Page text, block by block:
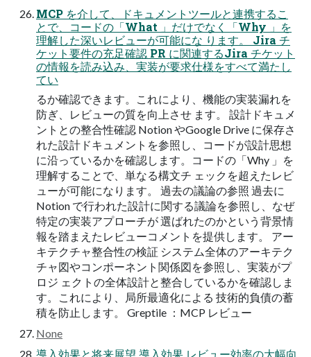
MCP を介して、ドキュメントツールと連携するこ
とで、コードの「What 」だけでなく「Why 」を
理解した深いレビューが可能にな ります。 Jira チ
ケット要件の充足確認 PR に関連するJira チケット
の情報を読み込み、実装が要求仕様をすべて満たし
てい
るか確認できます。これにより、機能の実装漏れを
防ぎ、レビューの質を向上させ ます。 設計ドキュメ
ントとの整合性確認 Notion やGoogle Drive に保存さ
れた設計ドキュメントを参照し、コードが設計思想
に沿っているかを確認します。コードの「Why 」を
理解することで、単なる構文チ ェックを超えたレビ
ューが可能になります。 過去の議論の参照 過去に
Notion で行われた設計に関する議論を参照し、なぜ
特定の実装アプローチが 選ばれたのかという背景情
報を踏まえたレビューコメントを提供します。 アー
キテクチャ整合性の検証 システム全体のアーキテク
チャ図やコンポーネント関係図を参照し、実装がプ
ロジ ェクトの全体設計と整合しているかを確認しま
す。これにより、局所最適化による 技術的負債の蓄
積を防止します。 Greptile ：MCP レビュー
None
導入効果と将来展望 導入効果 レビュー効率の大幅向